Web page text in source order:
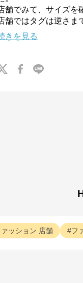
舗でみて、サイズを
舗ではタグは逆さま
きを見る
ァッション 店舗 フ